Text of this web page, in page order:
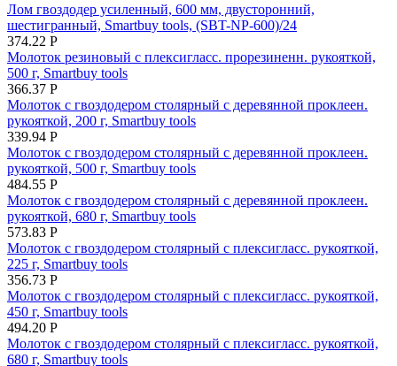
Лом гвоздодер усиленный, 600 мм, двусторонний,
шестигранный, Smartbuy tools, (SBT-NP-600)/24
374.22 Р
Молоток резиновый с плексигласс. прорезиненн. рукояткой,
500 г, Smartbuy tools
366.37 Р
Молоток с гвоздодером столярный с деревянной проклеен.
рукояткой, 200 г, Smartbuy tools
339.94 Р
Молоток с гвоздодером столярный с деревянной проклеен.
рукояткой, 500 г, Smartbuy tools
484.55 Р
Молоток с гвоздодером столярный с деревянной проклеен.
рукояткой, 680 г, Smartbuy tools
573.83 Р
Молоток с гвоздодером столярный с плексигласс. рукояткой,
225 г, Smartbuy tools
356.73 Р
Молоток с гвоздодером столярный с плексигласс. рукояткой,
450 г, Smartbuy tools
494.20 Р
Молоток с гвоздодером столярный с плексигласс. рукояткой,
680 г, Smartbuy tools